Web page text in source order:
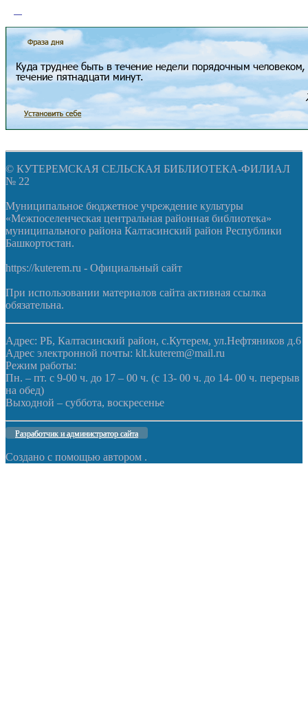
© КУТЕРЕМСКАЯ СЕЛЬСКАЯ БИБЛИОТЕКА-ФИЛИАЛ
№ 22
Муниципальное бюджетное учреждение культуры
«Межпоселенческая центральная районная библиотека»
муниципального района Калтасинский район Республики
Башкортостан.
https://kuterem.ru - Официальный сайт
При использовании материалов сайта активная ссылка
обязательна.
Адрес: РБ, Калтасинский район, с.Кутерем, ул.Нефтяников д.6
Адрес электронной почты: klt.kuterem@mail.ru
Режим работы:
Пн. – пт. с 9-00 ч. до 17 – 00 ч. (с 13- 00 ч. до 14- 00 ч. перерыв
на обед)
Выходной – суббота, воскресенье
Разработчик и администратор сайта
Создано с помощью автором .